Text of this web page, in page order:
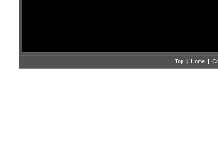
Top | Home |